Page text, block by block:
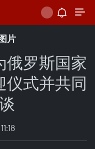
片
俄罗斯国家
仪式并共同